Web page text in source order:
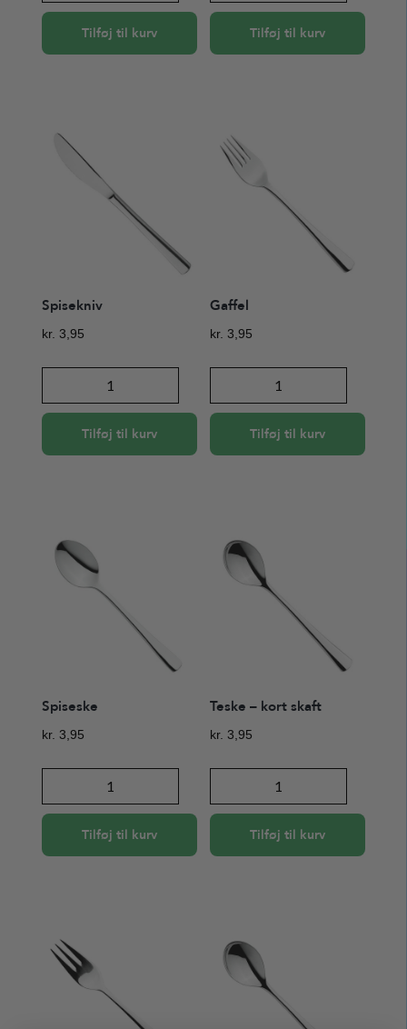
Tilføj til kurv Tilføj til kurv
Spisekniv
kr. 3,95
antal
Tilføj til kurv
Gaffel
kr. 3,95
antal
Tilføj til kurv
Spiseske
kr. 3,95
antal
Tilføj til kurv
Teske – kort skaft
kr. 3,95
-
skaft
Tilføj til kurv